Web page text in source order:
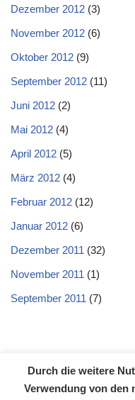
Dezember 2012 (3)
November 2012 (6)
Oktober 2012 (9)
September 2012 (11)
Juni 2012 (2)
Mai 2012 (4)
April 2012 (5)
März 2012 (4)
Februar 2012 (12)
Januar 2012 (6)
Dezember 2011 (32)
November 2011 (1)
September 2011 (7)
Durch die weitere
Verwendung von den